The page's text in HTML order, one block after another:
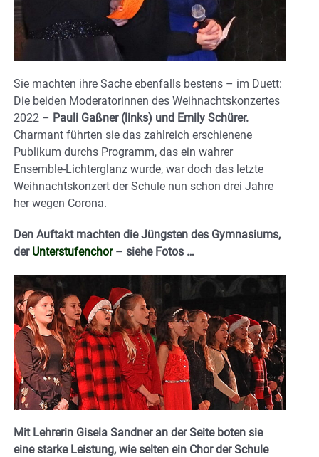
Sie machten ihre Sache ebenfalls bestens – im Duett:
Die beiden Moderatorinnen des Weihnachtskonzertes
2022 – Pauli Gaßner (links) und Emily Schürer.
Charmant führten sie das zahlreich erschienene
Publikum durchs Programm, das ein wahrer
Ensemble-Lichterglanz wurde, war doch das letzte
Weihnachtskonzert der Schule nun schon drei Jahre
her wegen Corona.
Den Auftakt machten die Jüngsten des Gymnasiums,
der Unterstufenchor– siehe Fotos …
Mit Lehrerin Gisela Sandner an der Seite boten sie
eine starke Leistung, wie selten ein Chor der Schule